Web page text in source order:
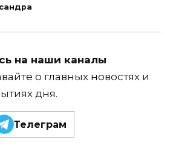
на наши каналы
о главных новостях и
дня.
Телеграм